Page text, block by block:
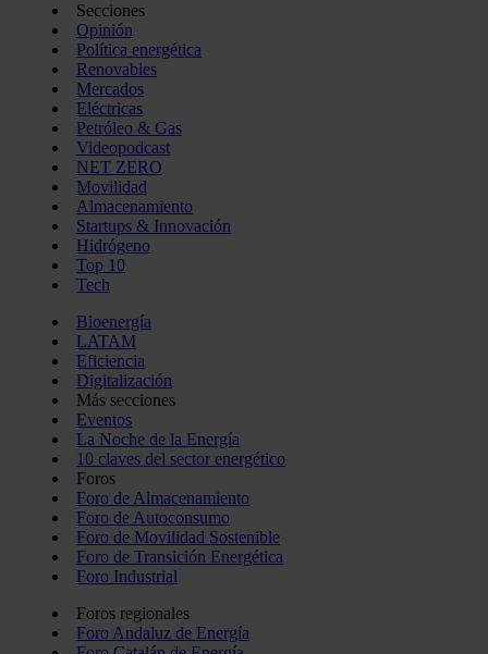
Secciones
Opinión
Política energética
Renovables
Mercados
Eléctricas
Petróleo & Gas
Videopodcast
NET ZERO
Movilidad
Almacenamiento
Startups & Innovación
Hidrógeno
Top 10
Tech
Bioenergía
LATAM
Eficiencia
Digitalización
Más secciones
Eventos
La Noche de la Energía
10 claves del sector energético
Foros
Foro de Almacenamiento
Foro de Autoconsumo
Foro de Movilidad Sostenible
Foro de Transición Energética
Foro Industrial
Foros regionales
Foro Andaluz de Energía